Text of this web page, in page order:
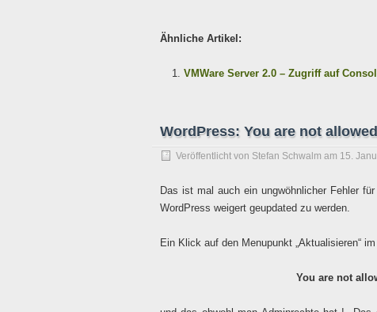
Ähnliche Artikel:
VMWare Server 2.0 – Zugriff auf
WordPress: You are not
Veröffentlicht von Stefan Schwalm am 15.
Das ist mal auch ein ungwöhnlicher Fehler
WordPress weigert geupdated zu werden.
Ein Klick auf den Menupunkt „Aktualisieren“
You are not